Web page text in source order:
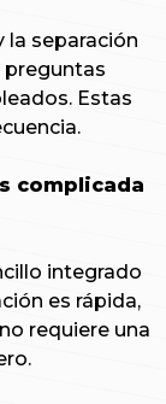
la separación
preguntas
Estas
complicada
integrado
es rápida,
requiere una